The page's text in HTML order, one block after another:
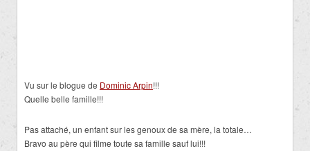
Vu sur le blogue de Dominic Arpin!!!
Quelle belle famille!!!
Pas attaché, un enfant sur les genoux de sa mère, la totale…
Bravo au père qui filme toute sa famille sauf lui!!!